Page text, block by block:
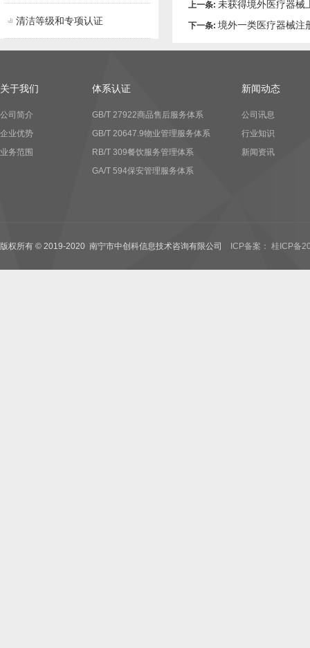
清洁等级和专项认证
上一条: 未获得境外医疗器械
下一条: 境外一类医疗器械注
关于我们
公司简介
企业优势
业务范围
体系认证
GB/T 27922商品售后服务体系
GB/T 20647.9物业管理服务体系
RB/T 309餐饮服务管理体系
GA/T 594保安管理服务体系
新闻动态
公司讯息
行业知识
新闻资讯
版权所有 © 2019-2020 南宁市中创科信息技术咨询有限公司 ICP备案： 桂ICP备